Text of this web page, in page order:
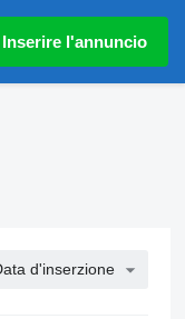
Inserire l'annuncio
d'inserzione